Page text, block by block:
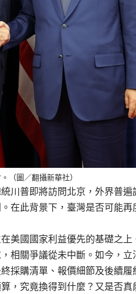
（圖／翻攝新華社）
川普即將訪問北京，外界普
在此背景下，臺灣是否可能
美國國家利益優先的基礎之
相關爭議從未中斷。如今，
採購清單、報價細節及後續
，究竟換得到什麼？又是否真